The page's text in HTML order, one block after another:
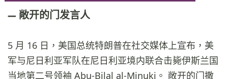
敞开的门发言人
5 月 16 日，美国总统特朗普在社交媒体上宣布，美
军与尼日利亚军队在尼日利亚境内联合击毙伊斯兰国
当地第二号领袖 Abu-Bilal al-Minuki。 敞开的门撒